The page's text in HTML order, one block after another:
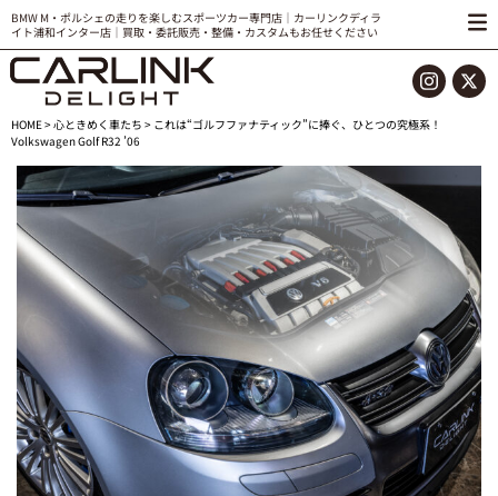
BMW M・ポルシェの走りを楽しむスポーツカー専門店｜カーリンクディラ
イト浦和インター店｜買取・委託販売・整備・カスタムもお任せください
HOME>心ときめく車たち > これは“ゴルフファナティック”に捧ぐ、ひとつの究極系！
Volkswagen Golf R32 ’06